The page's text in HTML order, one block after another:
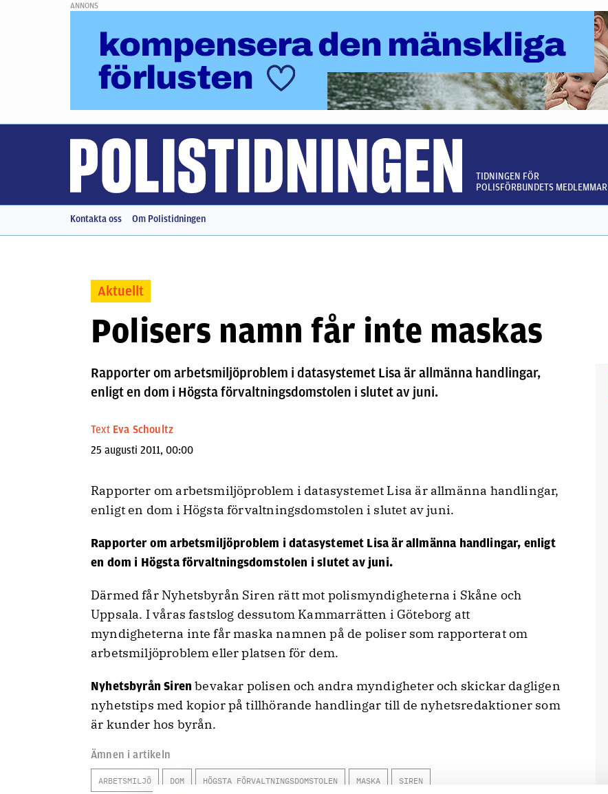
ANNONS
TIDNINGEN FÖR
POLISFÖRBUNDETS MEDLEMMAR
Kontakta oss Om Polistidningen
Aktuellt
Polisers namn får inte maskas
Rapporter om arbetsmiljöproblem i datasystemet Lisa är allmänna handlingar,
enligt en dom i Högsta förvaltningsdomstolen i slutet av juni.
Text Eva Schoultz
25 augusti 2011, 00:00
Rapporter om arbetsmiljöproblem i datasystemet Lisa är allmänna handlingar,
enligt en dom i Högsta förvaltningsdomstolen i slutet av juni.
Rapporter om arbetsmiljöproblem i datasystemet Lisa är allmänna handlingar, enligt
en dom i Högsta förvaltningsdomstolen i slutet av juni.
Därmed får Nyhetsbyrån Siren rätt mot polismyndigheterna i Skåne och
Uppsala. I våras fastslog dessutom Kammarrätten i Göteborg att
myndigheterna inte får maska namnen på de poliser som rapporterat om
arbetsmiljöproblem eller platsen för dem.
Nyhetsbyrån Siren bevakar polisen och andra myndigheter och skickar dagligen
nyhetstips med kopior på tillhörande handlingar till de nyhetsredaktioner som
är kunder hos byrån.
Ämnen i artikeln
ARBETSMILJÖ DOM HÖGSTA FÖRVALTNINGSDOMSTOLEN MASKA SIREN